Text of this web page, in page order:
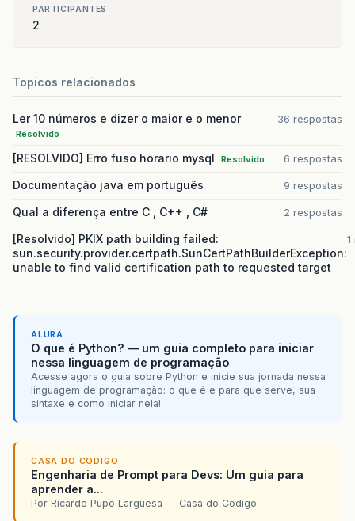
PARTICIPANTES
2
Topicos relacionados
Ler 10 números e dizer o maior e o menor
Resolvido
36 respostas
[RESOLVIDO] Erro fuso horario mysql Resolvido 6 respostas
Documentação java em português 9 respostas
Qual a diferença entre C , C++ , C# 2 respostas
[Resolvido] PKIX path building failed:
sun.security.provider.certpath.SunCertPathBuilderException:
unable to find valid certification path to requested target
ALURA
O que é Python? — um guia completo para iniciar
nessa linguagem de programação
Acesse agora o guia sobre Python e inicie sua jornada nessa
linguagem de programação: o que é e para que serve, sua
sintaxe e como iniciar nela!
CASA DO CODIGO
Engenharia de Prompt para Devs: Um guia para
aprender a...
Por Ricardo Pupo Larguesa — Casa do Codigo